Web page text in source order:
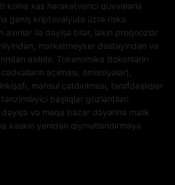
koinə xas hərəkətverici qüvvələrlə
geniş kriptovalyuta üzrə riskə
axınlar ilə dəyişə bilər, lakin proqnozlar
marketmeyker dəstəyindən və
asılıdır. Tokenomika (tokenlərin
açılması, emissiyalar),
məhsul çatdırılması, tərəfdaşlıqlar
başlıqlar gözləntiləri
və meqa bazar dəyərinə malik
kəskin yenidən qiymətləndirməyə